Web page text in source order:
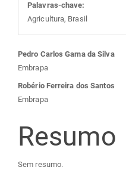
Palavras-chave:
Agricultura, Brasil
Conteúdo
do
artigo
principal
Pedro Carlos Gama da Silva
Embrapa
Robério Ferreira dos Santos
Embrapa
Resumo
Sem resumo.